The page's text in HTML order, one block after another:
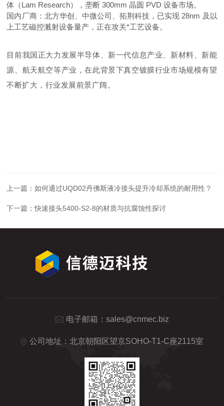
体（Lam Research），垄断 300mm 晶圆 PVD 设备市场。
国内厂商：北方华创、中微公司、拓荆科技，已实现 28nm 及以
上工艺磁控溅射设备量产，正在攻关*工艺设备。
目前我国正大力发展半导体、新一代信息产业、新材料、新能
源、航天航空等产业，在此背景下真空镀膜行业市场规模有望
不断扩大，行业发展前景广阔。
上一篇：如何通过UQD02丹佛斯液冷接头提升冷却系统的耐用性？
下一篇：快速接头5400-S2-8的材质与抗腐蚀性探讨
电子邮箱： sales@cnmec.biz
公司地址：北京朝阳区望京SOHO-T1-C座2115室